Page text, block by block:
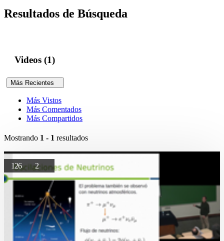
Resultados de Búsqueda
Videos (1)
Más Recientes
Más Vistos
Más Comentados
Más Compartidos
Mostrando 1 - 1 resultados
1262